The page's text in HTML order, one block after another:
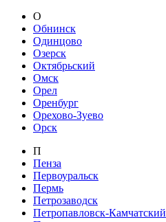
О
Обнинск
Одинцово
Озерск
Октябрьский
Омск
Орел
Оренбург
Орехово-Зуево
Орск
П
Пенза
Первоуральск
Пермь
Петрозаводск
Петропавловск-Камчатский